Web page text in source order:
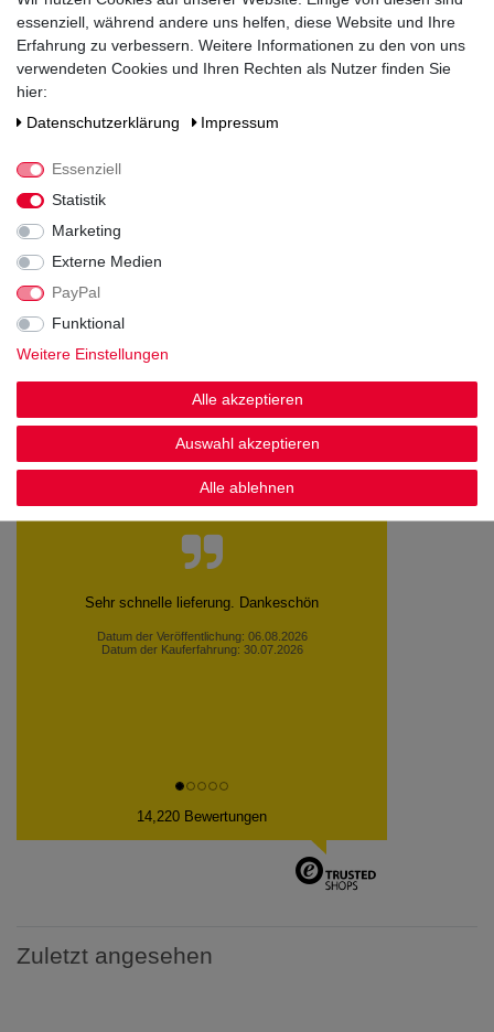
Verschluss
Korken
Zutaten / Allergene
enthält Sulfite
Weingut Pfitscher, Dolomitenstraße 17, 39040 Montan (BZ)
Noch sind keine Bewertungen vorhanden.
Sehr schnelle lieferung. Dankeschön
Datum der Veröffentlichung: 06.08.2026
Datum der Kauferfahrung: 30.07.2026
14,220 Bewertungen
Zuletzt angesehen
essenziell, während andere uns helfen, diese Website und Ihre
Erfahrung zu verbessern. Weitere Informationen zu den von uns
verwendeten Cookies und Ihren Rechten als Nutzer finden Sie
hier:
Daten­schutz­erklärung
Impressum
Essenziell
Statistik
Marketing
Externe Medien
PayPal
Funktional
Weitere Einstellungen
Alle akzeptieren
Auswahl akzeptieren
Alle ablehnen